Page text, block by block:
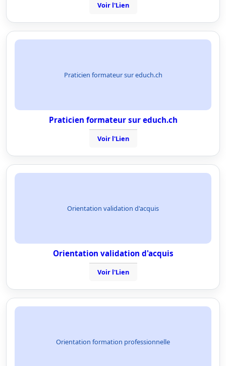
Voir l'Lien
Praticien formateur sur educh.ch
Praticien formateur sur educh.ch
Voir l'Lien
Orientation validation d'acquis
Orientation validation d'acquis
Voir l'Lien
Orientation formation professionnelle